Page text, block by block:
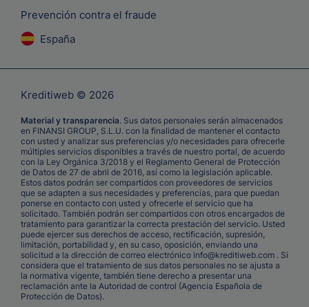
Prevención contra el fraude
España
Kreditiweb © 2026
Material y transparencia. Sus datos personales serán almacenados
en FINANSI GROUP, S.L.U. con la finalidad de mantener el contacto
con usted y analizar sus preferencias y/o necesidades para ofrecerle
múltiples servicios disponibles a través de nuestro portal, de acuerdo
con la Ley Orgánica 3/2018 y el Reglamento General de Protección
de Datos de 27 de abril de 2016, así como la legislación aplicable.
Estos datos podrán ser compartidos con proveedores de servicios
que se adapten a sus necesidades y preferencias, para que puedan
ponerse en contacto con usted y ofrecerle el servicio que ha
solicitado. También podrán ser compartidos con otros encargados de
tratamiento para garantizar la correcta prestación del servicio. Usted
puede ejercer sus derechos de acceso, rectificación, supresión,
limitación, portabilidad y, en su caso, oposición, enviando una
solicitud a la dirección de correo electrónico info@kreditiweb.com . Si
considera que el tratamiento de sus datos personales no se ajusta a
la normativa vigente, también tiene derecho a presentar una
reclamación ante la Autoridad de control (Agencia Española de
Protección de Datos).